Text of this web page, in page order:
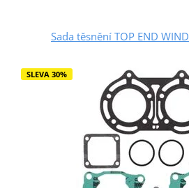
Sada těsnění TOP END
SLEVA 30%